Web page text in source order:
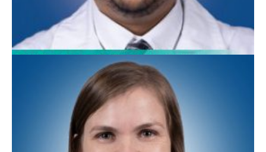
Kaif Mansuri, MD
Medicina Familiar